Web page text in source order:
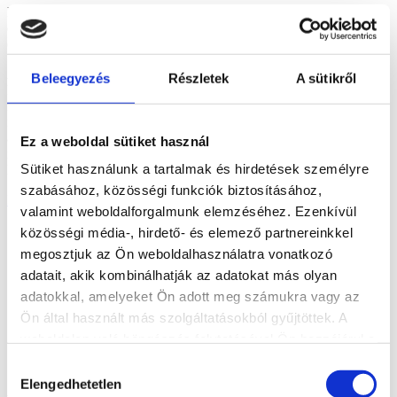
Beleegyezés Részletek A sütikről
Ez a weboldal sütiket használ
Sütiket használunk a tartalmak és hirdetések személyre
szabásához, közösségi funkciók biztosításához,
valamint weboldalforgalmunk elemzéséhez. Ezenkívül
közösségi média-, hirdető- és elemező partnereinkkel
megosztjuk az Ön weboldalhasználatra vonatkozó
adatait, akik kombinálhatják az adatokat más olyan
adatokkal, amelyeket Ön adott meg számukra vagy az
Ön által használt más szolgáltatásokból gyűjtöttek. A
kiválasztása
Elengedhetetlen
Elsősorban induló vállalkozásoknak / kisvállalkozásoknak ajánljuk
egyszerűbb problémák megoldására. A termék havidíjas árazással
érhető el. A magas minőséget kedvező árpolitikával társítjuk
Az Europroof Start használatával bárhonnan elérhető helyen
kezelheti cége összes fontos adatát, egy jól átlátható felületen
részletes információkat kaphat ügyfeleiről, projektjeiről, saját
a legfontosabb kimutatásokat könnyen érthetően, vizualizálva
legfontosabb: cége fejlődésére!
Részletek